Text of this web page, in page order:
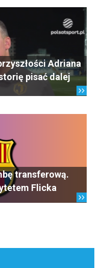
Adriana
pisać dalej
transferową.
Flicka